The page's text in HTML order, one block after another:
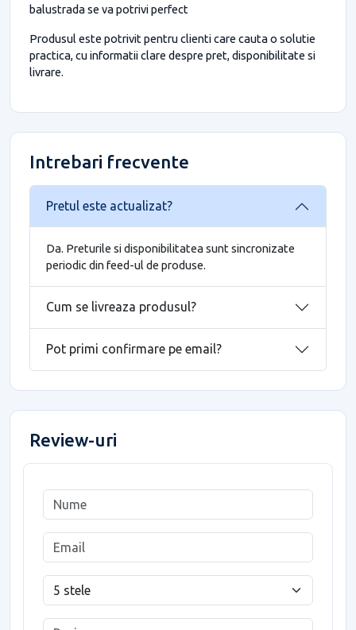
balustrada se va potrivi perfect
Produsul este potrivit pentru clienti care cauta o solutie
practica, cu informatii clare despre pret, disponibilitate si
livrare.
Intrebari frecvente
Pretul este actualizat?
Da. Preturile si disponibilitatea sunt sincronizate
periodic din feed-ul de produse.
Cum se livreaza produsul?
Pot primi confirmare pe email?
Review-uri